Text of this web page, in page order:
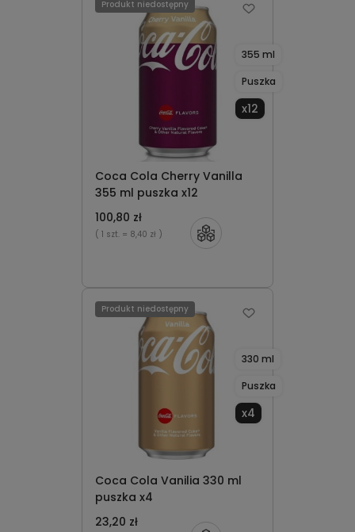
Coca Cola Cherry Vanilla
355 ml puszka x12
355 ml
Puszka
x12
100,80 zł
( 1 szt. = 8,40 zł )
Produkt niedostępny
Coca Cola Vanilia 330 ml
puszka x4
330 ml
Puszka
x4
23,20 zł
Produkt niedostępny